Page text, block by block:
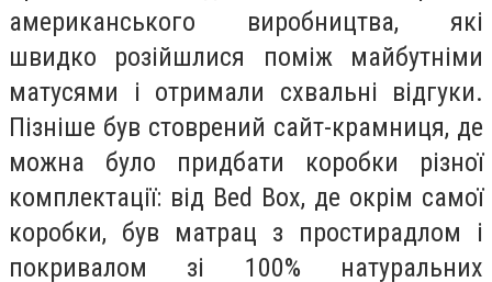
американського виробництва, які
швидко розійшлися поміж майбутніми
матусями і отримали схвальні відгуки.
Пізніше був стоврений сайт-крамниця, де
можна було придбати коробки різної
комплектації: від Bed Box, де окрім самої
коробки, був матрац з простирадлом і
покривалом зі 100% натуральних